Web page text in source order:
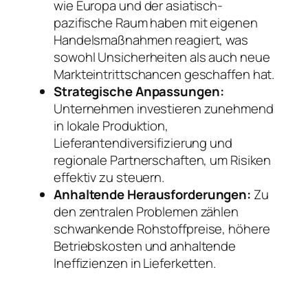
wie Europa und der asiatisch-
pazifische Raum haben mit eigenen
Handelsmaßnahmen reagiert, was
sowohl Unsicherheiten als auch neue
Markteintrittschancen geschaffen hat.
Strategische Anpassungen:
Unternehmen investieren zunehmend
in lokale Produktion,
Lieferantendiversifizierung und
regionale Partnerschaften, um Risiken
effektiv zu steuern.
Anhaltende Herausforderungen: Zu
den zentralen Problemen zählen
schwankende Rohstoffpreise, höhere
Betriebskosten und anhaltende
Ineffizienzen in Lieferketten.